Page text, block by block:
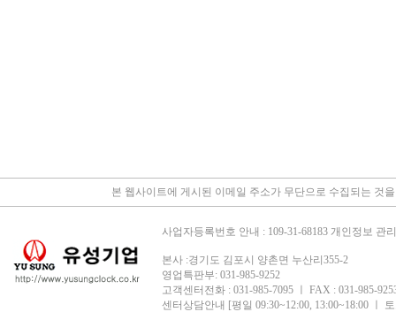
본 웹사이트에 게시된 이메일 주소가 무단으로 수집되는 것
사업자등록번호 안내 : 109-31-68183 개인정보 관
본사 :경기도 김포시 양촌면 누산리355-2
영업특판부: 031-985-9252
고객센터전화 : 031-985-7095 ㅣ FAX : 031-985-
센터상담안내 [평일 09:30~12:00, 13:00~18:00 ㅣ